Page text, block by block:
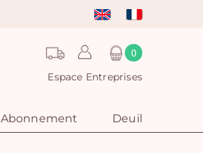
0
Espace Entreprises
Abonnement Deuil